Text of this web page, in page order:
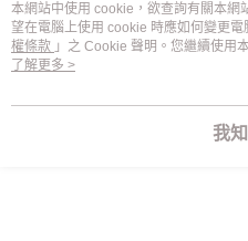
評價
喜歡這個商品嗎？購買後給他一
本網站中使用 cookie，欲查詢有關本網
望在電腦上使用 cookie 時應如何變更
權條款 」之 Cookie 聲明。您繼續使用
用條款之 Cookie 聲明使用 cookie。
了解更多 >
我